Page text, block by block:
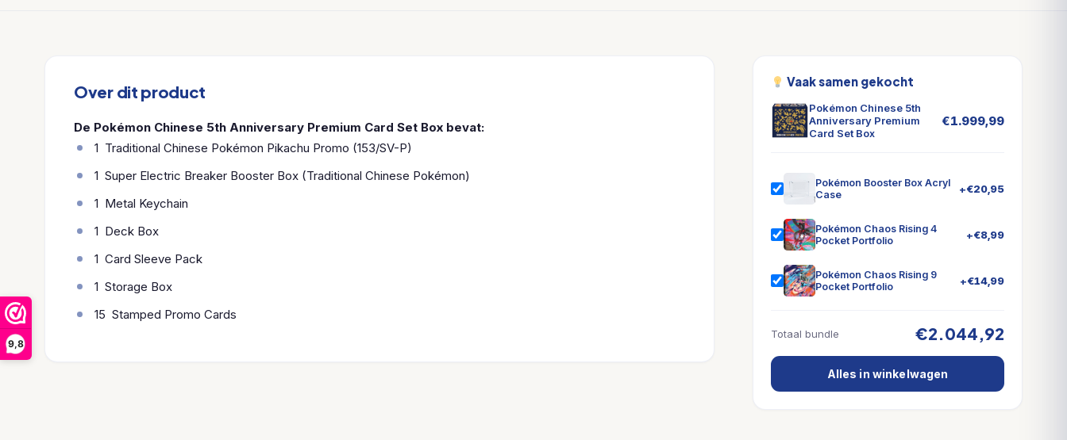
9,8
Over dit product
De Pokémon Chinese 5th Anniversary Premium Card Set Box bevat:
1 Traditional Chinese Pokémon Pikachu Promo (153/SV-P)
1 Super Electric Breaker Booster Box (Traditional Chinese Pokémon)
1 Metal Keychain
1 Deck Box
1 Card Sleeve Pack
1 Storage Box
15 Stamped Promo Cards
Vaak samen gekocht
Pokémon Chinese 5th
Anniversary Premium
Card Set Box
€1.999,99
Pokémon Booster Box Acryl
Case
+€20,95
Pokémon Chaos Rising 4
Pocket Portfolio
+€8,99
Pokémon Chaos Rising 9
Pocket Portfolio
+€14,99
Totaal bundle €2.044,92
Alles in winkelwagen